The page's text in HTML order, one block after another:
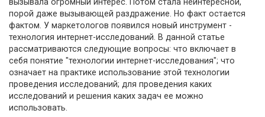
порой даже вызывающей раздражение. Но факт остается
фактом. У маркетологов появился новый инструмент -
технология интернет-исследований. В данной статье
рассматриваются следующие вопросы: что включает в
себя понятие "технологии интернет-исследования"; что
означает на практике использование этой технологии
проведения исследований; для проведения каких
исследований и решения каких задач ее можно
использовать.